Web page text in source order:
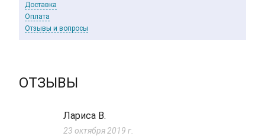
Доставка
Оплата
Отзывы и вопросы
ОТЗЫВЫ
Лариса В.
23 октября 2019 г.